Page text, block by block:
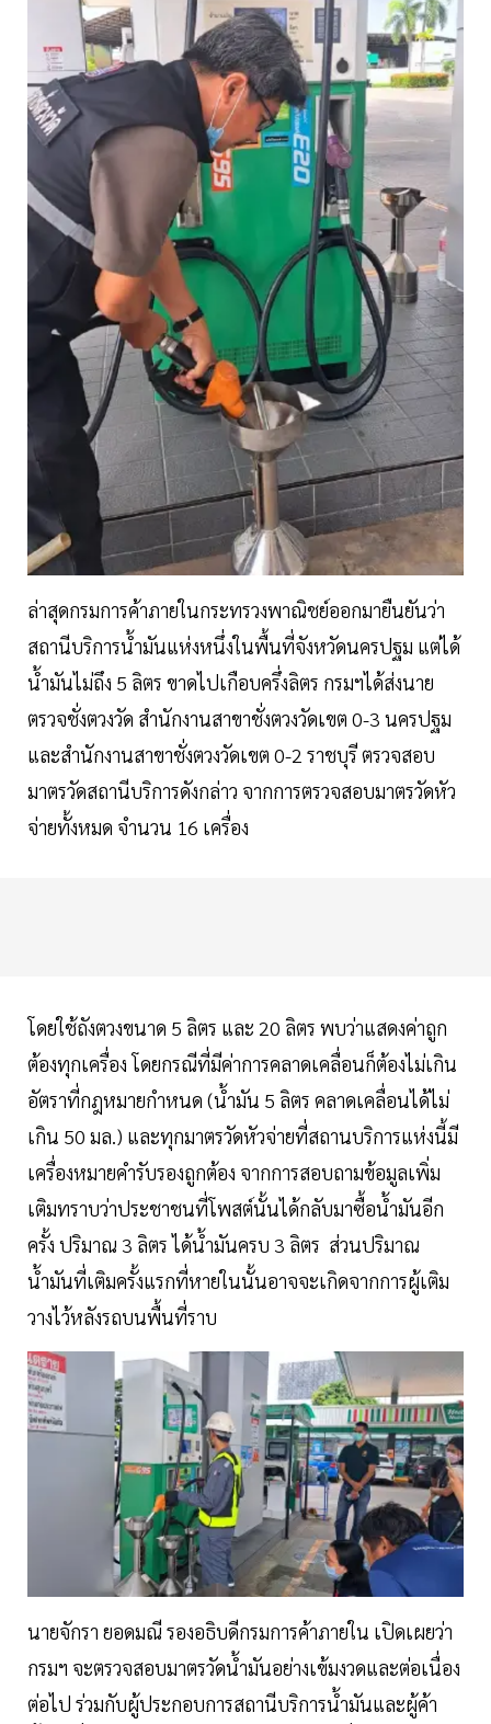
ล่าสุดกรมการค้าภายในกระทรวงพาณิชย์ออกมายืนยันว่า
สถานีบริการน้ำมันแห่งหนึ่งในพื้นที่จังหวัดนครปฐม แต่ได้
น้ำมันไม่ถึง 5 ลิตร ขาดไปเกือบครึ่งลิตร กรมฯได้ส่งนาย
ตรวจชั่งตวงวัด สำนักงานสาขาชั่งตวงวัดเขต 0-3 นครปฐม
และสำนักงานสาขาชั่งตวงวัดเขต 0-2 ราชบุรี ตรวจสอบ
มาตรวัดสถานีบริการดังกล่าว จากการตรวจสอบมาตรวัดหัว
จ่ายทั้งหมด จำนวน 16 เครื่อง
โดยใช้ถังตวงขนาด 5 ลิตร และ 20 ลิตร พบว่าแสดงค่าถูก
ต้องทุกเครื่อง โดยกรณีที่มีค่าการคลาดเคลื่อนก็ต้องไม่เกิน
อัตราที่กฎหมายกำหนด (น้ำมัน 5 ลิตร คลาดเคลื่อนได้ไม่
เกิน 50 มล.) และทุกมาตรวัดหัวจ่ายที่สถานบริการแห่งนี้มี
เครื่องหมายคำรับรองถูกต้อง จากการสอบถามข้อมูลเพิ่ม
เติมทราบว่าประชาชนที่โพสต์นั้นได้กลับมาซื้อน้ำมันอีก
ครั้ง ปริมาณ 3 ลิตร ได้น้ำมันครบ 3 ลิตร ส่วนปริมาณ
น้ำมันที่เติมครั้งแรกที่หายในนั้นอาจจะเกิดจากการผู้เติม
วางไว้หลังรถบนพื้นที่ราบ
นายจักรา ยอดมณี รองอธิบดีกรมการค้าภายใน เปิดเผยว่า
กรมฯ จะตรวจสอบมาตรวัดน้ำมันอย่างเข้มงวดและต่อเนื่อง
ต่อไป ร่วมกับผู้ประกอบการสถานีบริการน้ำมันและผู้ค้า